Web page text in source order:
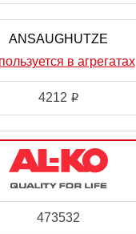
ANSAUGHUTZE
в агрегатах
4212 i
473532